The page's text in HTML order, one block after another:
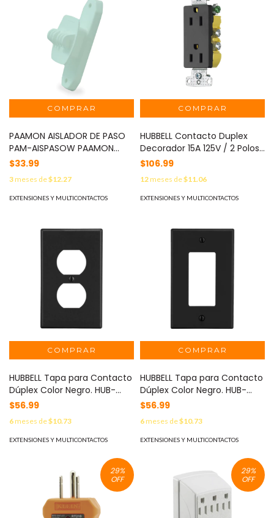
PAAMON AISLADOR DE PASO
PAM-AISPASOW PAAMON
PARA POSTE DE 1/2 O 3/4
COLOR BLANCO PARA CERCAS
ELECTRIFICADAS. MOD: PAM-
AISPASOW
$33.99
3meses de$12.27
EXTENSIONES Y MULTICONTACTOS
HUBBELL Contacto Duplex
Decorador 15A 125V / 2 Polos
3 Hilos/ Nema5-15R / Color
Negro. HUB-RRD-15BK
$106.99
12meses de$11.06
EXTENSIONES Y MULTICONTACTOS
HUBBELL Tapa para Contacto
Dúplex Color Negro. HUB-
P8BK
$56.99
6meses de$10.73
EXTENSIONES Y MULTICONTACTOS
HUBBELL Tapa para Contacto
Dúplex Color Negro. HUB-
P26-BK
$56.99
6meses de$10.73
EXTENSIONES Y MULTICONTACTOS
29%
OFF
29%
OFF